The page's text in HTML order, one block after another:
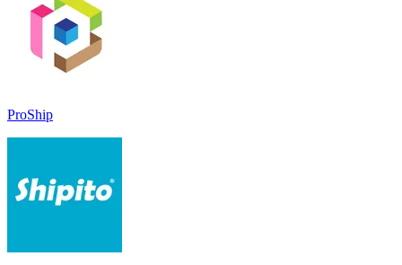
ProShip